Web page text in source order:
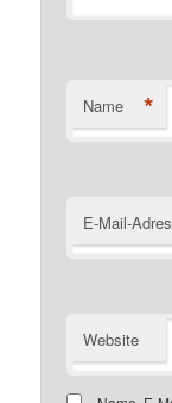
Name *
E-Mail-
Website